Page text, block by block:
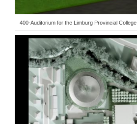
400-Auditorium for the Limburg Provincial College